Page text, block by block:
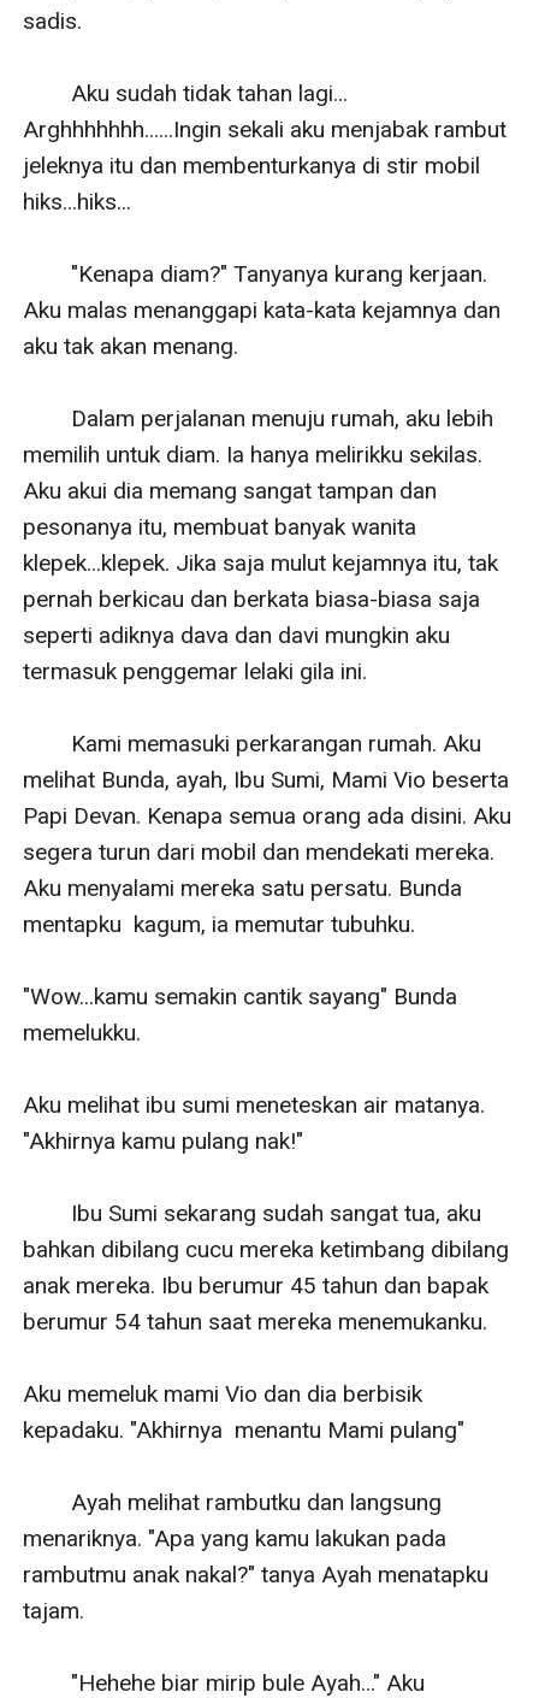
sadis.
Aku sudah tidak tahan lagi...
Arghhhhhhh......Ingin sekali aku menjabak rambut
jeleknya itu dan membenturkanya di stir mobil
hiks...hiks...
"Kenapa diam?" Tanyanya kurang kerjaan.
Aku malas menanggapi kata-kata kejamnya dan
aku tak akan menang.
Dalam perjalanan menuju rumah, aku lebih
memilih untuk diam. Ia hanya melirikku sekilas.
Aku akui dia memang sangat tampan dan
pesonanya itu, membuat banyak wanita
klepek...klepek. Jika saja mulut kejamnya itu, tak
pernah berkicau dan berkata biasa-biasa saja
seperti adiknya dava dan davi mungkin aku
termasuk penggemar lelaki gila ini.
Kami memasuki perkarangan rumah. Aku
melihat Bunda, ayah, Ibu Sumi, Mami Vio beserta
Papi Devan. Kenapa semua orang ada disini. Aku
segera turun dari mobil dan mendekati mereka.
Aku menyalami mereka satu persatu. Bunda
mentapku  kagum, ia memutar tubuhku.
"Wow...kamu semakin cantik sayang" Bunda
memelukku.
Aku melihat ibu sumi meneteskan air matanya.
"Akhirnya kamu pulang nak!"
Ibu Sumi sekarang sudah sangat tua, aku
bahkan dibilang cucu mereka ketimbang dibilang
anak mereka. Ibu berumur 45 tahun dan bapak
berumur 54 tahun saat mereka menemukanku.
Aku memeluk mami Vio dan dia berbisik
kepadaku. "Akhirnya  menantu Mami pulang"
Ayah melihat rambutku dan langsung
menariknya. "Apa yang kamu lakukan pada
rambutmu anak nakal?" tanya Ayah menatapku
tajam.
"Hehehe biar mirip bule Ayah..." Aku